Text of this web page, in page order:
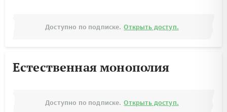
Доступно по подписке. Открыть доступ.
Естественная монополия
Доступно по подписке. Открыть доступ.